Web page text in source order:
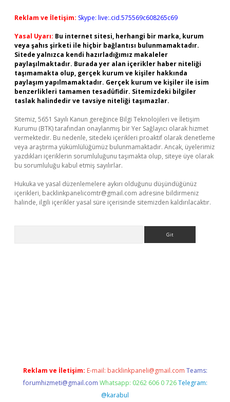
Reklam ve İletişim: Skype: live:.cid.575569c608265c69
Yasal Uyarı: Bu internet sitesi, herhangi bir marka, kurum
veya şahıs şirketi ile hiçbir bağlantısı bulunmamaktadır.
Sitede yalnızca kendi hazırladığımız makaleler
paylaşılmaktadır. Burada yer alan içerikler haber niteliği
taşımamakta olup, gerçek kurum ve kişiler hakkında
paylaşım yapılmamaktadır. Gerçek kurum ve kişiler ile isim
benzerlikleri tamamen tesadüfidir. Sitemizdeki bilgiler
taslak halindedir ve tavsiye niteliği taşımazlar.
Sitemiz, 5651 Sayılı Kanun gereğince Bilgi Teknolojileri ve İletişim
Kurumu (BTK) tarafından onaylanmış bir Yer Sağlayıcı olarak hizmet
vermektedir. Bu nedenle, sitedeki içerikleri proaktif olarak denetleme
veya araştırma yükümlülüğümüz bulunmamaktadır. Ancak, üyelerimiz
yazdıkları içeriklerin sorumluluğunu taşımakta olup, siteye üye olarak
bu sorumluluğu kabul etmiş sayılırlar.
Hukuka ve yasal düzenlemelere aykırı olduğunu düşündüğünüz
içerikleri, backlinkpanelicomtr@gmail.com adresine bildirmeniz
halinde, ilgili içerikler yasal süre içerisinde sitemizden kaldırılacaktır.
Reklam ve İletişim: E-mail: backlinkpaneli@gmail.com Teams:
forumhizmeti@gmail.com Whatsapp: 0262 606 0 726 Telegram:
@karabul